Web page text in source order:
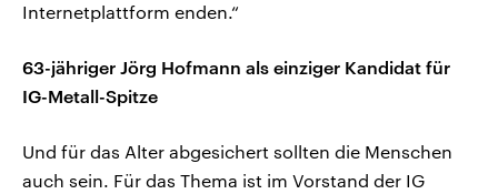
Internetplattform enden.“
63-jähriger Jörg Hofmann als einziger Kandidat für
IG-Metall-Spitze
Und für das Alter abgesichert sollten die Menschen
auch sein. Für das Thema ist im Vorstand der IG